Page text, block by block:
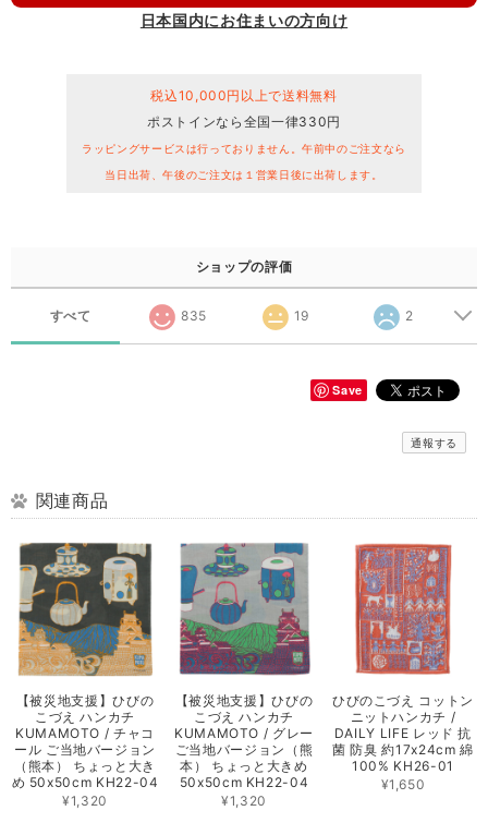
日本国内にお住まいの方向け
税込10,000円以上で送料無料
ポストインなら全国一律330円
ラッピングサービスは行っておりません。午前中のご注文なら
当日出荷、午後のご注文は１営業日後に出荷します。
ショップの評価
すべて 835 19 2
Save
通報する
関連商品
【被災地支援】ひびの
こづえ ハンカチ
KUMAMOTO / チャコ
ール ご当地バージョン
（熊本） ちょっと大き
め 50x50cm KH22-04
¥1,320
【被災地支援】ひびの
こづえ ハンカチ
KUMAMOTO / グレー
ご当地バージョン（熊
本） ちょっと大きめ
50x50cm KH22-04
¥1,320
ひびのこづえ コットン
ニットハンカチ /
DAILY LIFE レッド 抗
菌 防臭 約17x24cm 綿
100% KH26-01
¥1,650